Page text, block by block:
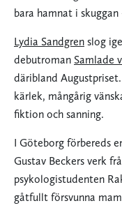
bara hamnat i
Lydia Sandgren slog
debutroman Samlade
däribland Augustpriset.
kärlek, mångårig
fiktion och sanning.
I Göteborg förbereds
Gustav Beckers verk
psykologistudenten
gåtfullt försvunna